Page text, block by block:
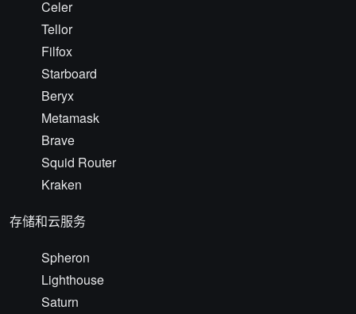
Celer
Tellor
Filfox
Starboard
Beryx
Metamask
Brave
Squid Router
Kraken
存储和云服务
Spheron
Lighthouse
Saturn